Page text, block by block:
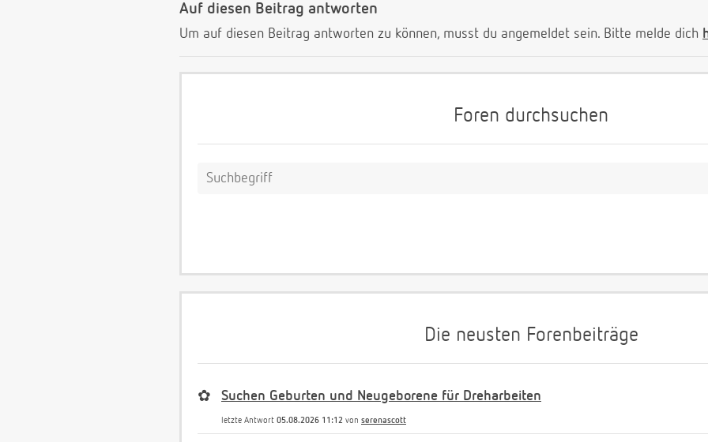
Auf diesen Beitrag antworten
Um auf diesen Beitrag antworten zu können, musst du angemeldet sein. Bitte melde dich
Foren durchsuchen
Die neusten Forenbeiträge
✿ Suchen Geburten und Neugeborene für Dreharbeiten
letzte Antwort 05.08.2026 11:12 von serenascott